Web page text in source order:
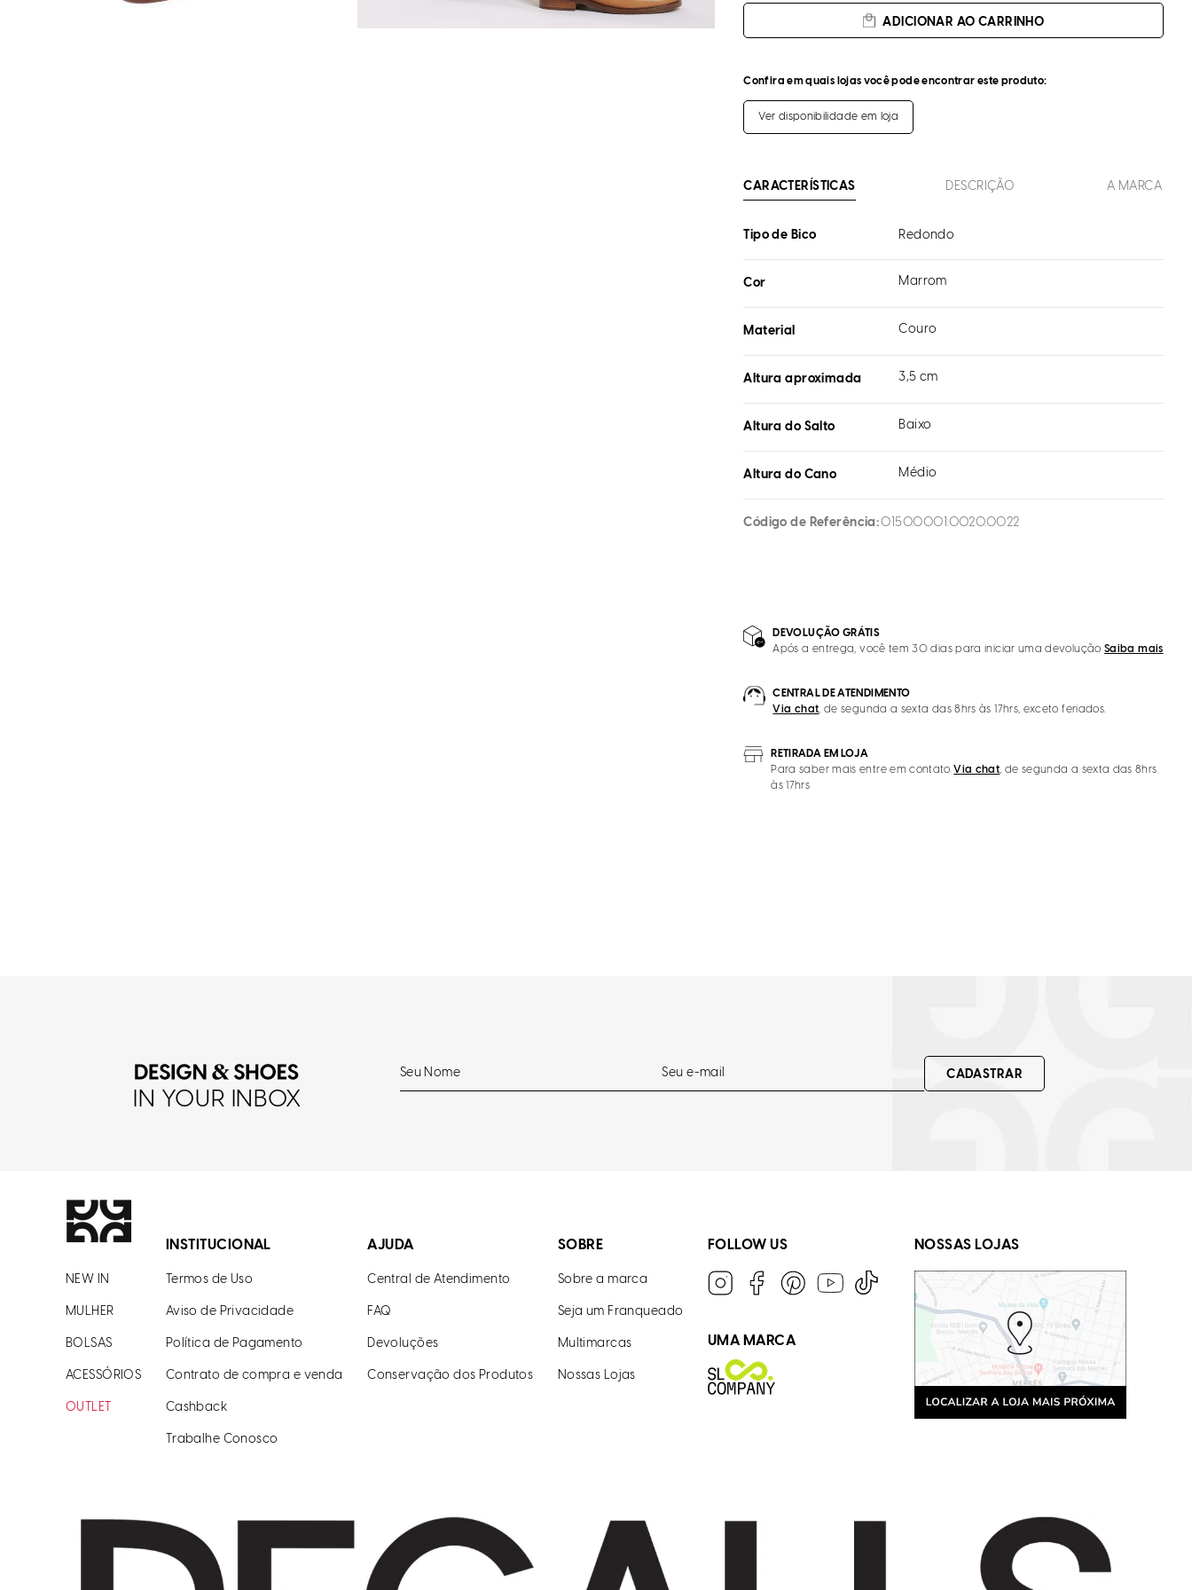
ADICIONAR AO CARRINHO
Confira em quais lojas você pode encontrar este produto:
Ver disponibilidade em loja
CARACTERÍSTICAS DESCRIÇÃO A MARCA
Tipo de Bico Redondo
Cor Marrom
Material Couro
Altura aproximada 3,5 cm
Altura do Salto Baixo
Altura do Cano Médio
Código de Referência 0150.0001.0020.0022
DEVOLUÇÃO GRÁTIS
Após a entrega, você tem 30 dias para iniciar uma devolução Saiba mais
CENTRAL DE ATENDIMENTO
Via chat, de segunda a sexta das 8hrs às 17hrs, exceto feriados.
RETIRADA EM LOJA
Para saber mais entre em contatoVia chat, de segunda a sexta das 8hrs
às 17hrs
IN YOUR INBOX
CADASTRAR
NEW IN
MULHER
BOLSAS
ACESSÓRIOS
OUTLET
INSTITUCIONAL
Termos de Uso
Aviso de Privacidade
Política de Pagamento
Contrato de compra e venda
Cashback
Trabalhe Conosco
AJUDA
Central de Atendimento
FAQ
Devoluções
Conservação dos Produtos
SOBRE
Sobre a marca
Seja um Franqueado
Multimarcas
Nossas Lojas
FOLLOW US
UMA MARCA
NOSSAS LOJAS